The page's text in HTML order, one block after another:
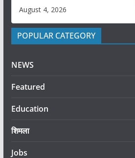
August 4, 2026
POPULAR CATEGORY
NEWS
Featured
Education
शिमला
Jobs